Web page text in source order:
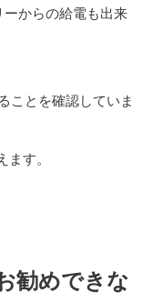
からの給電も出来
ことを確認していま
す。
勧めできな